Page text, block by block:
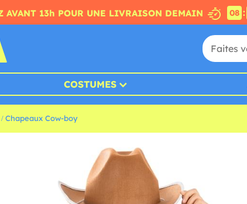
AVANT 13h POUR UNE LIVRAISON DEMAIN 08 :
COSTUMES
Chapeaux Cow-boy